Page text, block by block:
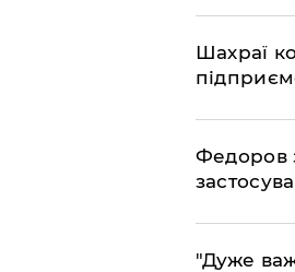
Шахраї
Федоров
"Дуже